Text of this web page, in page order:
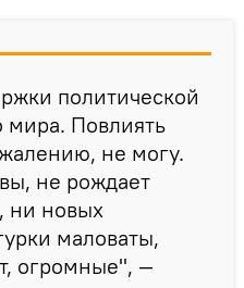
политической
Повлиять
не могу.
не рождает
ни новых
маловаты,
огромные", —